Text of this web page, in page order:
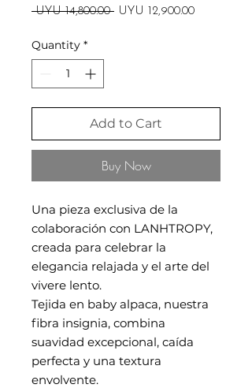
UYU 14,800.00 Regular
UYU 12,900.00Sale
Quantity *
Add to Cart
Buy Now
Una pieza exclusiva de la
colaboración con LANHTROPY,
creada para celebrar la
elegancia relajada y el arte del
vivere lento.
Tejida en baby alpaca, nuestra
fibra insignia, combina
suavidad excepcional, caída
perfecta y una textura
envolvente.